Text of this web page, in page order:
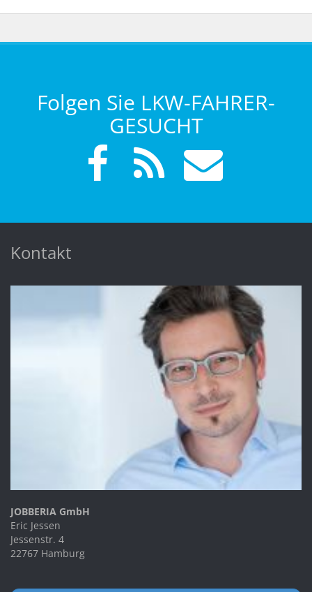
Folgen Sie LKW-FAHRER-
GESUCHT
Kontakt
JOBBERIA GmbH
Eric Jessen
Jessenstr. 4
22767 Hamburg